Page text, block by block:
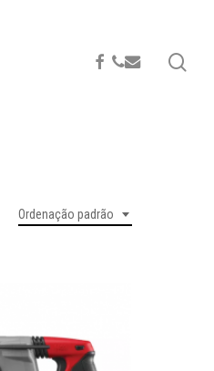
FACEBOOK
PHONE
EMAIL
Ordenação padrão